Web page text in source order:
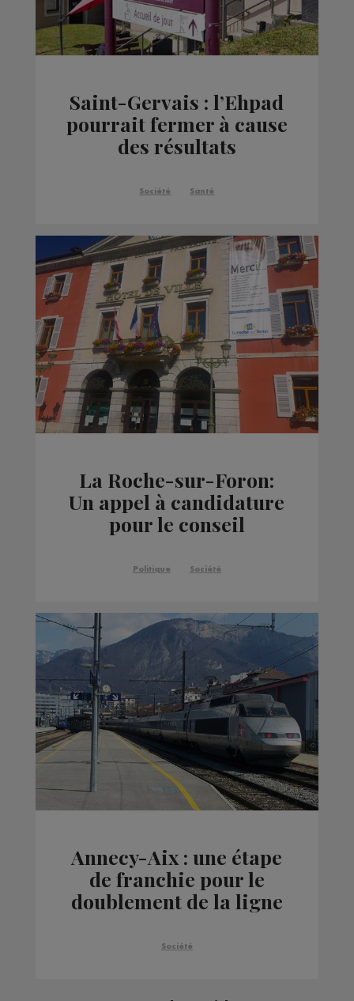
Saint-Gervais : l’Ehpad
pourrait fermer à cause
des résultats
contrôles inopinés
Société Santé
La Roche-sur-Foron:
Un appel à candidature
pour le conseil
Politique Société
Annecy-Aix : une étape
de franchie pour le
doublement de la ligne
Société